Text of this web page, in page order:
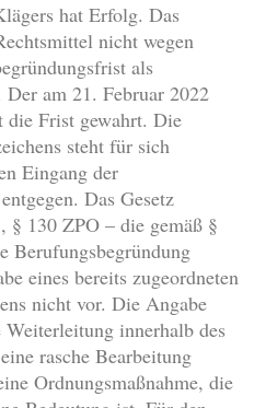
hat Erfolg. Das
nicht wegen
als
am 21. Februar 2022
die Frist gewahrt. Die
steht für sich
Eingang der
Das Gesetz
§ 130 ZPO – die gemäß §
Berufungsbegründung
eines bereits zugeordneten
nicht vor. Die Angabe
innerhalb des
rasche Bearbeitung
Ordnungsmaßnahme, die